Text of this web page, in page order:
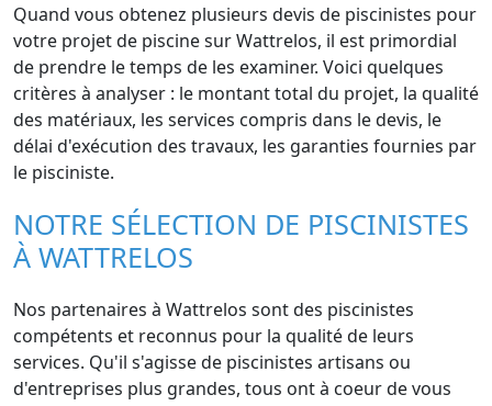
Quand vous obtenez plusieurs devis de piscinistes pour
votre projet de piscine sur Wattrelos, il est primordial
de prendre le temps de les examiner. Voici quelques
critères à analyser : le montant total du projet, la qualité
des matériaux, les services compris dans le devis, le
délai d'exécution des travaux, les garanties fournies par
le pisciniste.
NOTRE SÉLECTION DE PISCINISTES
À WATTRELOS
Nos partenaires à Wattrelos sont des piscinistes
compétents et reconnus pour la qualité de leurs
services. Qu'il s'agisse de piscinistes artisans ou
d'entreprises plus grandes, tous ont à coeur de vous